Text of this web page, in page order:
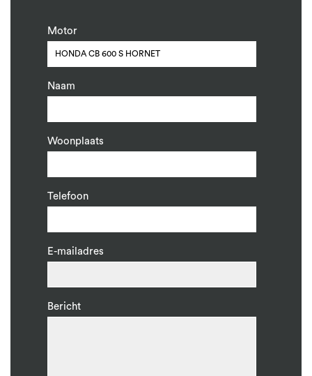
Motor
Naam
Woonplaats
Telefoon
E-mailadres
Bericht